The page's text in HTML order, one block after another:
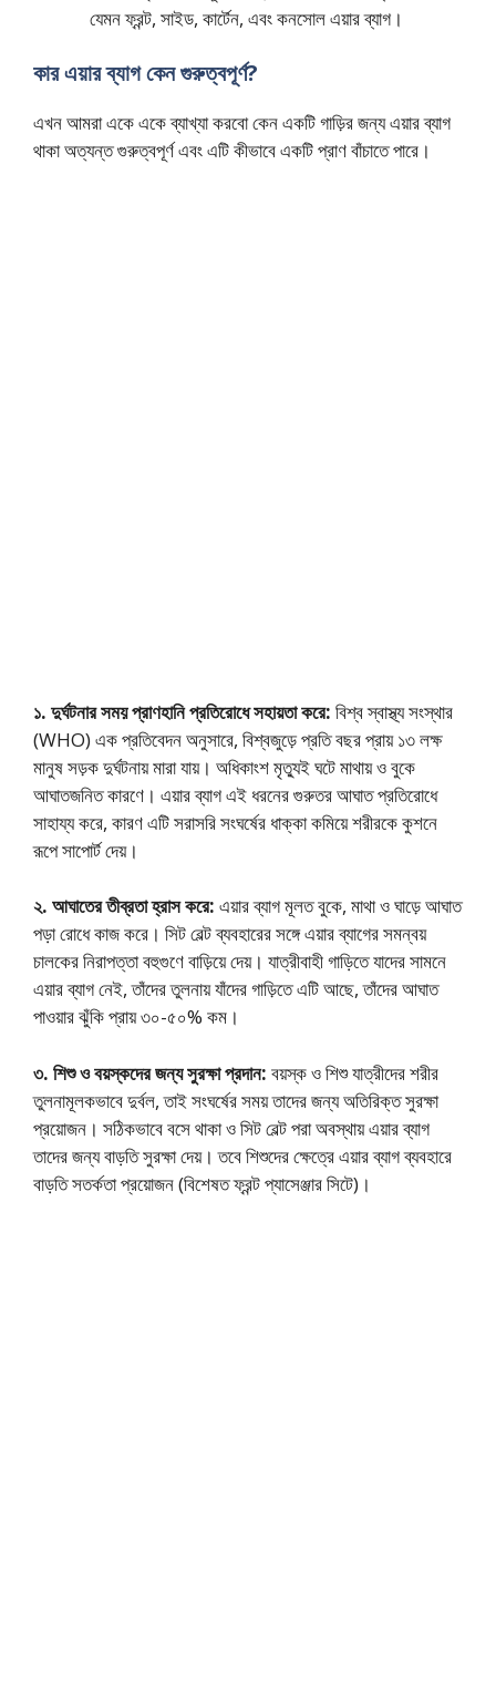
যেমন ফ্রন্ট, সাইড, কার্টেন, এবং কনসোল এয়ার ব্যাগ।
কার এয়ার ব্যাগ কেন গুরুত্বপূর্ণ?
এখন আমরা একে একে ব্যাখ্যা করবো কেন একটি গাড়ির জন্য এয়ার ব্যাগ
থাকা অত্যন্ত গুরুত্বপূর্ণ এবং এটি কীভাবে একটি প্রাণ বাঁচাতে পারে।
১. দুর্ঘটনার সময় প্রাণহানি প্রতিরোধে সহায়তা করে: বিশ্ব স্বাস্থ্য সংস্থার
(WHO) এক প্রতিবেদন অনুসারে, বিশ্বজুড়ে প্রতি বছর প্রায় ১৩ লক্ষ
মানুষ সড়ক দুর্ঘটনায় মারা যায়। অধিকাংশ মৃত্যুই ঘটে মাথায় ও বুকে
আঘাতজনিত কারণে। এয়ার ব্যাগ এই ধরনের গুরুতর আঘাত প্রতিরোধে
সাহায্য করে, কারণ এটি সরাসরি সংঘর্ষের ধাক্কা কমিয়ে শরীরকে কুশনে
রূপে সাপোর্ট দেয়।
২. আঘাতের তীব্রতা হ্রাস করে: এয়ার ব্যাগ মূলত বুকে, মাথা ও ঘাড়ে আঘাত
পড়া রোধে কাজ করে। সিট বেল্ট ব্যবহারের সঙ্গে এয়ার ব্যাগের সমন্বয়
চালকের নিরাপত্তা বহুগুণে বাড়িয়ে দেয়। যাত্রীবাহী গাড়িতে যাদের সামনে
এয়ার ব্যাগ নেই, তাঁদের তুলনায় যাঁদের গাড়িতে এটি আছে, তাঁদের আঘাত
পাওয়ার ঝুঁকি প্রায় ৩০-৫০% কম।
৩. শিশু ও বয়স্কদের জন্য সুরক্ষা প্রদান: বয়স্ক ও শিশু যাত্রীদের শরীর
তুলনামূলকভাবে দুর্বল, তাই সংঘর্ষের সময় তাদের জন্য অতিরিক্ত সুরক্ষা
প্রয়োজন। সঠিকভাবে বসে থাকা ও সিট বেল্ট পরা অবস্থায় এয়ার ব্যাগ
তাদের জন্য বাড়তি সুরক্ষা দেয়। তবে শিশুদের ক্ষেত্রে এয়ার ব্যাগ ব্যবহারে
বাড়তি সতর্কতা প্রয়োজন (বিশেষত ফ্রন্ট প্যাসেঞ্জার সিটে)।